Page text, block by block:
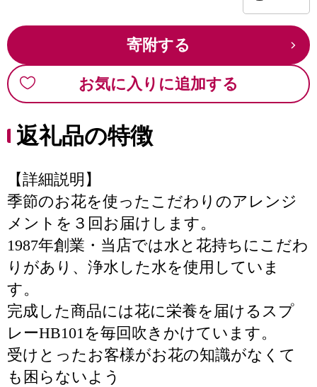
寄附する
お気に入りに追加する
返礼品の特徴
【詳細説明】
季節のお花を使ったこだわりのアレンジ
メントを３回お届けします。
1987年創業・当店では水と花持ちにこだわ
りがあり、浄水した水を使用していま
す。
完成した商品には花に栄養を届けるスプ
レーHB101を毎回吹きかけています。
受けとったお客様がお花の知識がなくて
も困らないよう